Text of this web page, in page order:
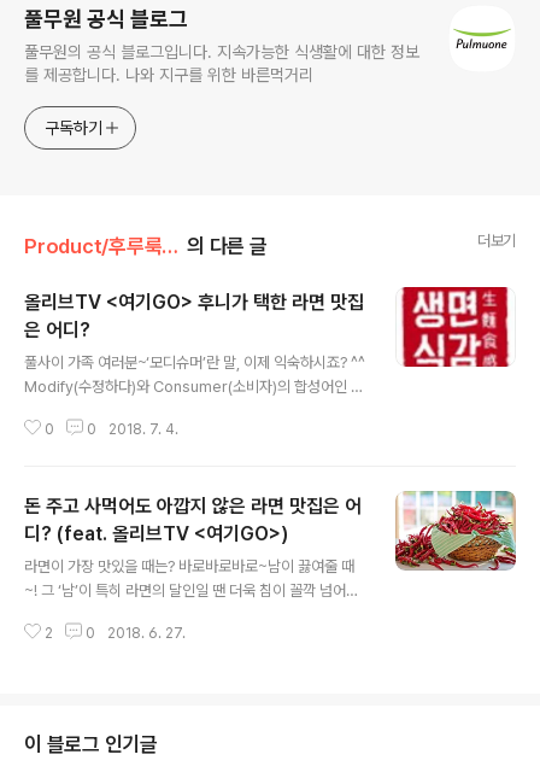
풀무원 공식 블로그
풀무원의 공식 블로그입니다. 지속가능한 식생활에 대한 정보
를 제공합니다. 나와 지구를 위한 바른먹거리
구독하기
Product/후루룩! 라면데이 의 다른 글 더보기
올리브TV <여기GO> 후니가 택한 라면 맛집
은 어디?
풀사이 가족 여러분~‘모디슈머’란 말, 이제 익숙하시죠? ^^
Modify(수정하다)와 Consumer(소비자)의 합성어인 모
활용하는 소비자라는 뜻인데요. Modisumer = Modify
면(제품)을 즐기는 소비자들이 바로 모디슈머! 풀무원 면요
리 브랜드 ‘생면식감’과오랜 시간 동고동락 중인 풀사이 가
족 여러분이니만큼 ‘생면식감’을 활용한 나만의 모디슈머
라면 레시피 한 두 개쯤은 갖고 계실 텐데요, 라면 끓이기를
업으로 삼고 있는 라면 가게 주인장이라면 더 말할 나위 없
습니다. 특히 그곳이 라면 맛집으로 입소문난 곳이라면더
0 0 2018. 7. 4.
돈 주고 사먹어도 아깝지 않은 라면 맛집은 어
디? (feat. 올리브TV <여기GO>)
라면이 가장 맛있을 때는? 바로바로바로~남이 끓여줄 때
~! 그 ‘남’이 특히 라면의 달인일 땐 더욱 침이 꼴깍 넘어가
집’이란 단어가 꼭 따라 나오는 건 아마 그래서일 겁니다.
요일 저녁 9시,온갖 라면 맛집이 등장해 우리를 야식의 유
혹에 들게 함은 물론, 늘 먹고 있는 라면을좀 더 색다르게,
2 0 2018. 6. 27.
이 블로그 인기글